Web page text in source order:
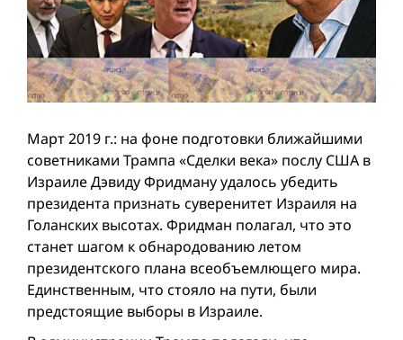
Март 2019 г.: на фоне подготовки ближайшими
советниками Трампа «Сделки века» послу США в
Израиле Дэвиду Фридману удалось убедить
президента признать суверенитет Израиля на
Голанских высотах. Фридман полагал, что это
станет шагом к обнародованию летом
президентского плана всеобъемлющего мира.
Единственным, что стояло на пути, были
предстоящие выборы в Израиле.